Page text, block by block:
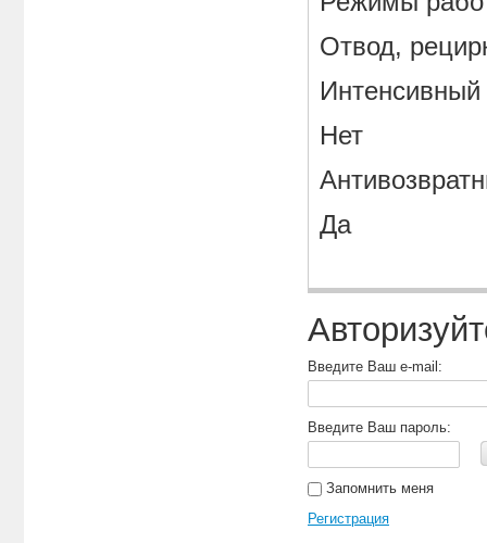
Отвод,
Нет
Да
Введите Ваш e-mail:
Введите Ваш пароль:
Запомнить меня
Регистрация